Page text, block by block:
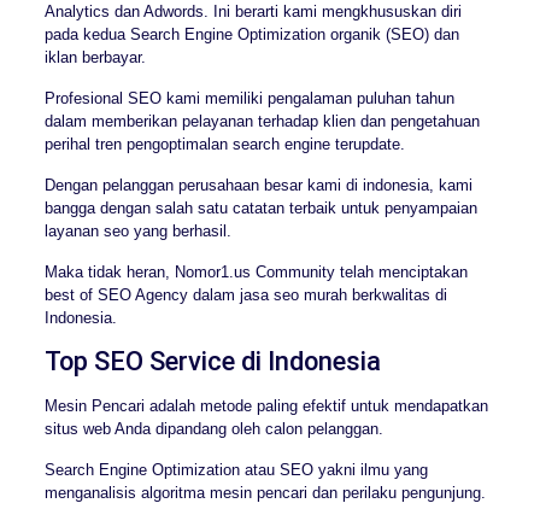
Analytics dan Adwords. Ini berarti kami mengkhususkan diri
pada kedua Search Engine Optimization organik (SEO) dan
iklan berbayar.
Profesional SEO kami memiliki pengalaman puluhan tahun
dalam memberikan pelayanan terhadap klien dan pengetahuan
perihal tren pengoptimalan search engine terupdate.
Dengan pelanggan perusahaan besar kami di indonesia, kami
bangga dengan salah satu catatan terbaik untuk penyampaian
layanan seo yang berhasil.
Maka tidak heran, Nomor1.us Community telah menciptakan
best of SEO Agency dalam jasa seo murah berkwalitas di
Indonesia.
Top SEO Service di Indonesia
Mesin Pencari adalah metode paling efektif untuk mendapatkan
situs web Anda dipandang oleh calon pelanggan.
Search Engine Optimization atau SEO yakni ilmu yang
menganalisis algoritma mesin pencari dan perilaku pengunjung.